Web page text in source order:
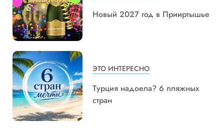
Новый 2027 год в Прииртышье
ЭТО ИНТЕРЕСНО
Турция надоела? 6 пляжных
стран